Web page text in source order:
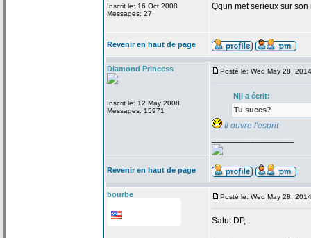
Inscrit le: 16 Oct 2008
Messages: 27
Qqun met serieux sur
Revenir en haut de page
Diamond Princess
Inscrit le: 12 May 2008
Messages: 15971
Posté le: Wed May 28,
Nji a écrit:
Tu suces?
Il ouvre l'esprit
Revenir en haut de page
bourbe Posté le: Wed May 28,
Salut DP,